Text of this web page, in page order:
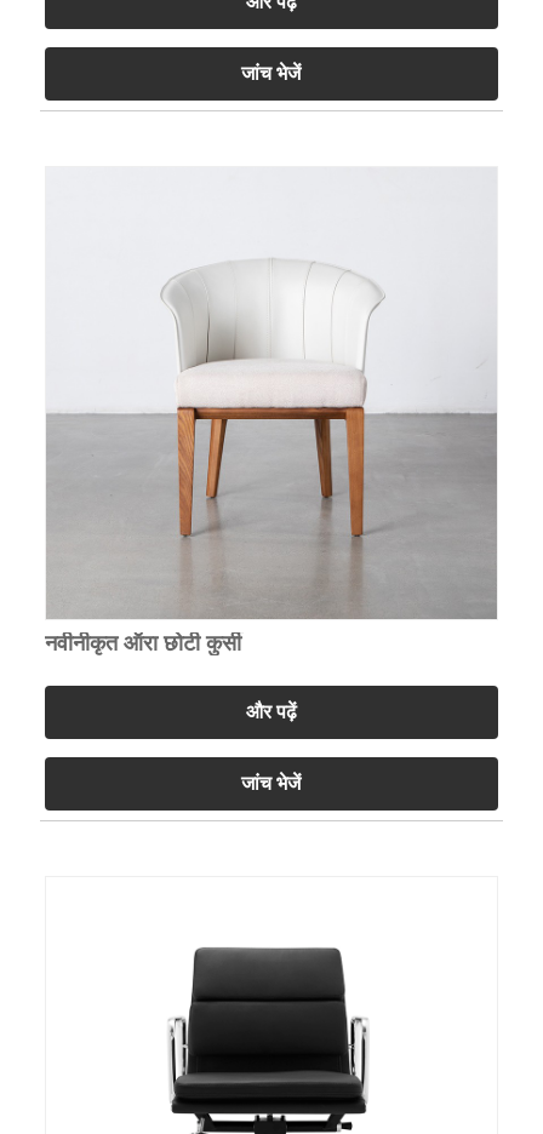
जांच भेजें
नवीनीकृत ऑरा छोटी कुर्सी
और पढ़ें
जांच भेजें